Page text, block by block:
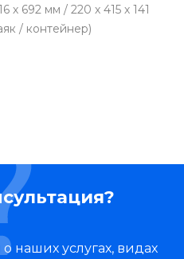
х 692 мм / 220 х 415 х 141
/ контейнер)
наших услугах, видах